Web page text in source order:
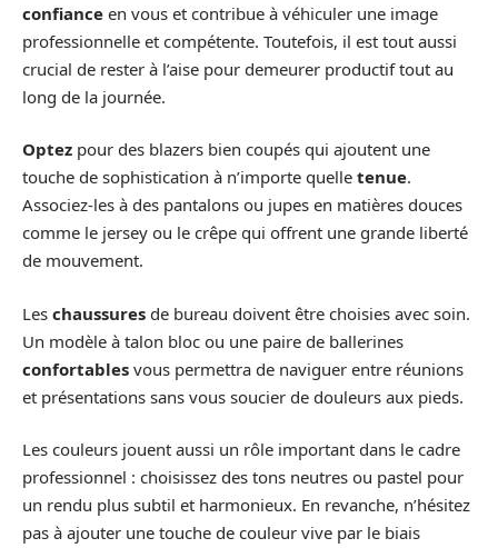
confiance en vous et contribue à véhiculer une image
professionnelle et compétente. Toutefois, il est tout aussi
crucial de rester à l’aise pour demeurer productif tout au
long de la journée.
Optez pour des blazers bien coupés qui ajoutent une
touche de sophistication à n’importe quelle tenue.
Associez-les à des pantalons ou jupes en matières douces
comme le jersey ou le crêpe qui offrent une grande liberté
de mouvement.
Les chaussures de bureau doivent être choisies avec soin.
Un modèle à talon bloc ou une paire de ballerines
confortables vous permettra de naviguer entre réunions
et présentations sans vous soucier de douleurs aux pieds.
Les couleurs jouent aussi un rôle important dans le cadre
professionnel : choisissez des tons neutres ou pastel pour
un rendu plus subtil et harmonieux. En revanche, n’hésitez
pas à ajouter une touche de couleur vive par le biais